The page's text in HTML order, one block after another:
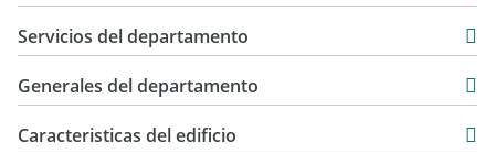
Servicios del departamento
Generales del departamento
Caracteristicas del edificio